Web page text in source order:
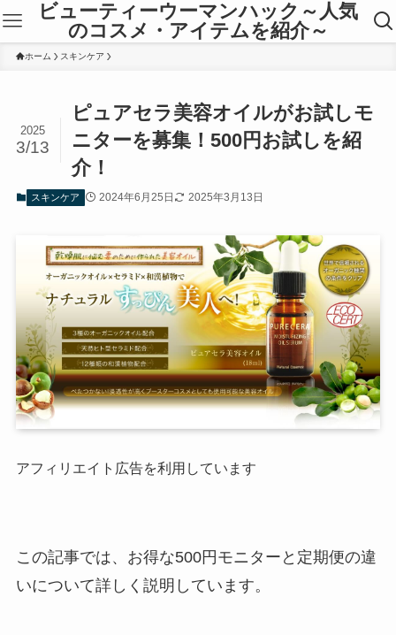
ビューティーウーマンハック～人気
のコスメ・アイテムを紹介～
ホーム スキンケア
ピュアセラ美容オイルがお試しモ
ニターを募集！500円お試しを紹
介！
2025
3/13
スキンケア 2024年6月25日 2025年3月13日
アフィリエイト広告を利用しています
この記事では、お得な500円モニターと定期便の違
いについて詳しく説明しています。